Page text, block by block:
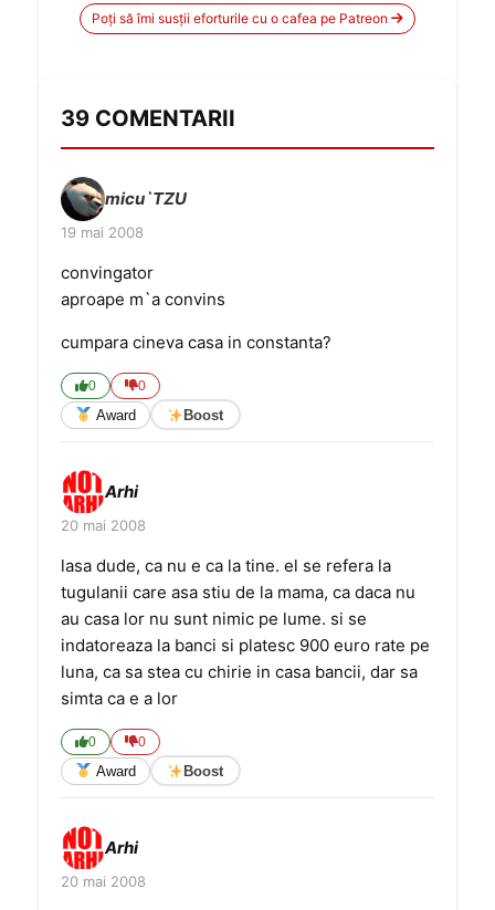
Poți să îmi susții eforturile cu o cafea pe Patreon
39 COMENTARII
micu`TZU
19 mai 2008
convingator
aproape m`a convins
cumpara cineva casa in constanta?
0 0
Award Boost
Arhi
20 mai 2008
lasa dude, ca nu e ca la tine. el se refera la
tugulanii care asa stiu de la mama, ca daca nu
au casa lor nu sunt nimic pe lume. si se
indatoreaza la banci si platesc 900 euro rate pe
luna, ca sa stea cu chirie in casa bancii, dar sa
simta ca e a lor
0 0
Award Boost
Arhi
20 mai 2008